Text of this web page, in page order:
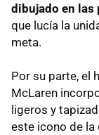
dibujado en las
que lucía la
meta.
Por su parte, el
McLaren
ligeros y
este icono de